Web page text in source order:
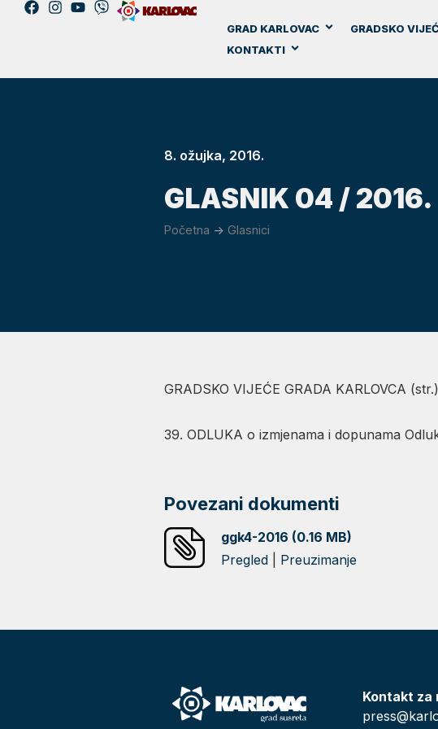
GRAD KARLOVAC GRADSKO
KONTAKTI
8. ožujka, 2016.
GLASNIK 04 / 2016.
Početna -> Glasnici
GRADSKO VIJEĆE GRADA KARLOVCA (str.)
39. ODLUKA o izmjenama i dopunama
Povezani dokumenti
ggk4-2016 (0.16 MB)
Pregled
Preuzimanje
Kontakt za